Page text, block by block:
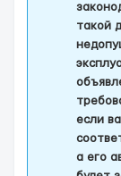
такой
если
а его